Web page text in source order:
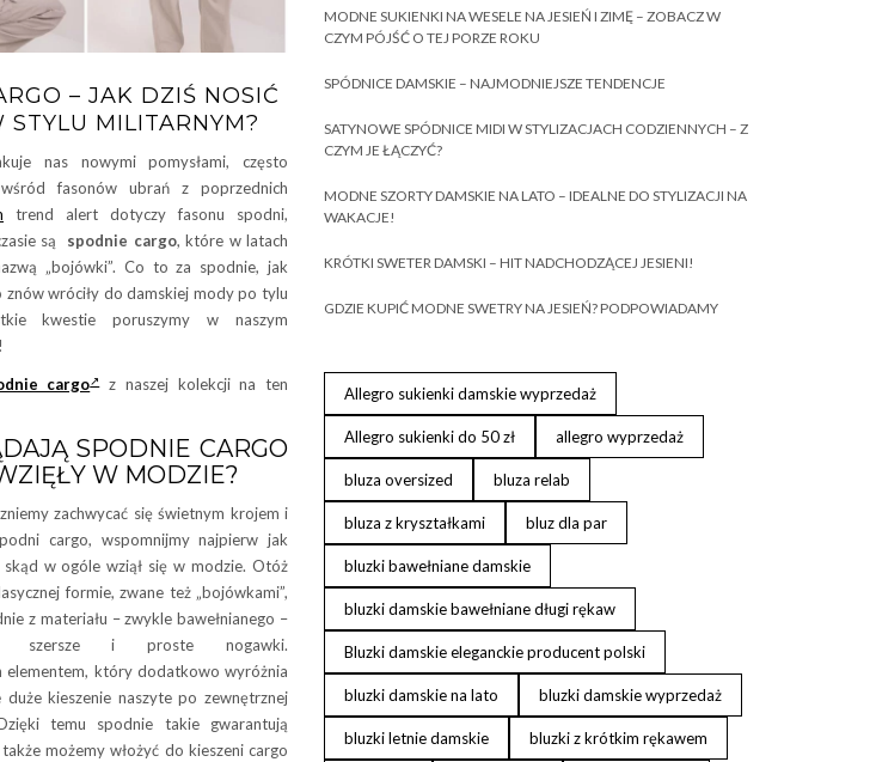
– JAK DZIŚ NOSIĆ
STYLU MILITARNYM?
nas nowymi pomysłami, często
fasonów ubrań z poprzednich
trend alert dotyczy fasonu spodni,
są spodnie cargo, które w latach
„bojówki”. Co to za spodnie, jak
znów wróciły do damskiej mody po tylu
kwestie poruszymy w naszym
cargo z naszej kolekcji na ten
SPODNIE CARGO
W MODZIE?
zachwycać się świetnym krojem i
cargo, wspomnijmy najpierw jak
w ogóle wziął się w modzie. Otóż
formie, zwane też „bojówkami”,
z materiału – zwykle bawełnianego –
szersze i proste nogawki.
elementem, który dodatkowo wyróżnia
kieszenie naszyte po zewnętrznej
temu spodnie takie gwarantują
możemy włożyć do kieszeni cargo
MODNE SUKIENKI NA WESELE NA JESIEŃ I ZIMĘ – ZOBACZ W
CZYM PÓJŚĆ O TEJ PORZE ROKU
SPÓDNICE DAMSKIE – NAJMODNIEJSZE TENDENCJE
SATYNOWE SPÓDNICE MIDI W STYLIZACJACH CODZIENNYCH – Z
CZYM JE ŁĄCZYĆ?
MODNE SZORTY DAMSKIE NA LATO – IDEALNE DO STYLIZACJI NA
WAKACJE!
KRÓTKI SWETER DAMSKI – HIT NADCHODZĄCEJ JESIENI!
GDZIE KUPIĆ MODNE SWETRY NA JESIEŃ? PODPOWIADAMY
Allegro sukienki damskie wyprzedaż
Allegro sukienki do 50 zł allegro wyprzedaż
bluza oversized bluza relab
bluza z kryształkami bluz dla par
bluzki bawełniane damskie
bluzki damskie bawełniane długi rękaw
Bluzki damskie eleganckie producent polski
bluzki damskie na lato bluzki damskie wyprzedaż
bluzki letnie damskie bluzki z krótkim rękawem